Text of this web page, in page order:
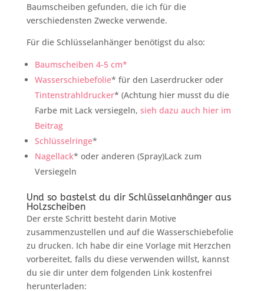
Baumscheiben gefunden, die ich für die
verschiedensten Zwecke verwende.
Für die Schlüsselanhänger benötigst du also:
Baumscheiben 4-5 cm*
Wasserschiebefolie* für den Laserdrucker oder
Tintenstrahldrucker* (Achtung hier musst du die
Farbe mit Lack versiegeln, sieh dazu auch hier im
Beitrag
Schlüsselringe*
Nagellack* oder anderen (Spray)Lack zum
Versiegeln
Und so bastelst du dir Schlüsselanhänger aus
Holzscheiben
Der erste Schritt besteht darin Motive
zusammenzustellen und auf die Wasserschiebefolie
zu drucken. Ich habe dir eine Vorlage mit Herzchen
vorbereitet, falls du diese verwenden willst, kannst
du sie dir unter dem folgenden Link kostenfrei
herunterladen: